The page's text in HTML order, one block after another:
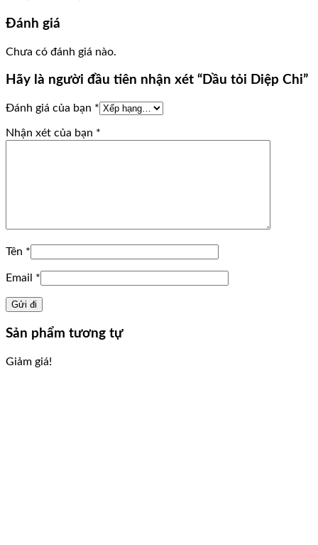
Đánh giá
Chưa có đánh giá nào.
Hãy là người đầu tiên nhận xét “Dầu tỏi Diệp Chi”
Đánh giá của bạn *
Nhận xét của bạn *
Tên *
Email *
Sản phẩm tương tự
Giảm giá!